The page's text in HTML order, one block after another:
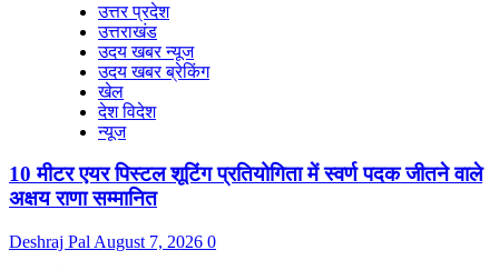
उत्तर प्रदेश
उत्तराखंड
उदय खबर न्यूज
उदय खबर ब्रेकिंग
खेल
देश विदेश
न्यूज
10 मीटर एयर पिस्टल शूटिंग प्रतियोगिता में स्वर्ण पदक जीतने वाले
अक्षय राणा सम्मानित
Deshraj Pal August 7, 2026 0